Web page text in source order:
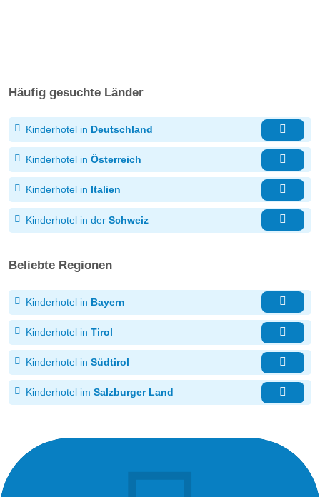
Häufig gesuchte Länder
Kinderhotel in Deutschland
Kinderhotel in Österreich
Kinderhotel in Italien
Kinderhotel in der Schweiz
Beliebte Regionen
Kinderhotel in Bayern
Kinderhotel in Tirol
Kinderhotel in Südtirol
Kinderhotel im Salzburger Land